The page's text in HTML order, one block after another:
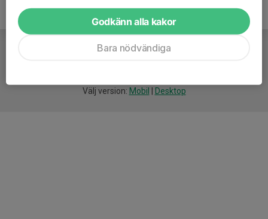
Välj version: Mobil Desktop
Godkänn alla kakor
Bara nödvändiga